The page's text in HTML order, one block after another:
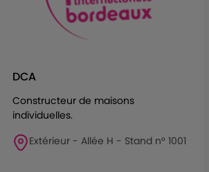
DCA
Constructeur de maisons
individuelles.
Extérieur - Allée H - Stand n° 1001